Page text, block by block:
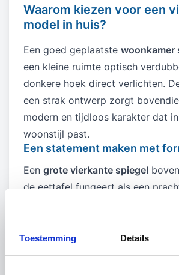
Toestemming Details
Waarom kiezen voor een
model in huis?
Een goed geplaatste woonkamer
een kleine ruimte optisch
donkere hoek direct verlichten.
een strak ontwerp zorgt
modern en tijdloos karakter dat
woonstijl past.
Een statement maken met
Een grote vierkante spiegel
de eettafel fungeert als een
Het trekt de aandacht en
je interieur, waardoor de ruimte
uitstraling krijgt. Dankzij ons
je niet te zoeken naar een